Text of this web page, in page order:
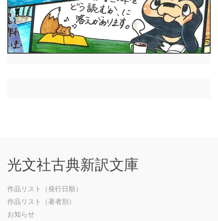
光文社古典新訳文庫
作品リスト（発行日順）
作品リスト（著者別）
お知らせ